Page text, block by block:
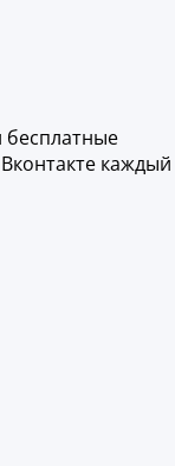
каждый